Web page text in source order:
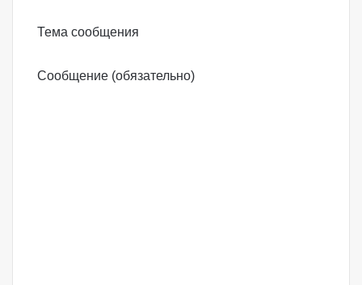
Тема сообщения
Сообщение (обязательно)